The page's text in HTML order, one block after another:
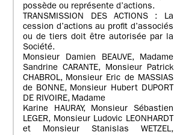
possède ou représente d’actions.
TRANSMISSION DES ACTIONS : La
cession d’actions au profit d’associés
ou de tiers doit être autorisée par la
Société.
Monsieur Damien BEAUVE, Madame
Sandrine CARANTE, Monsieur Patrick
CHABROL, Monsieur Eric de MASSIAS
de BONNE, Monsieur Hubert DUPORT
DE RIVOIRE, Madame
Karine HAURAY, Monsieur Sébastien
LEGER, Monsieur Ludovic LEONHARDT
et Monsieur Stanislas WETZEL,